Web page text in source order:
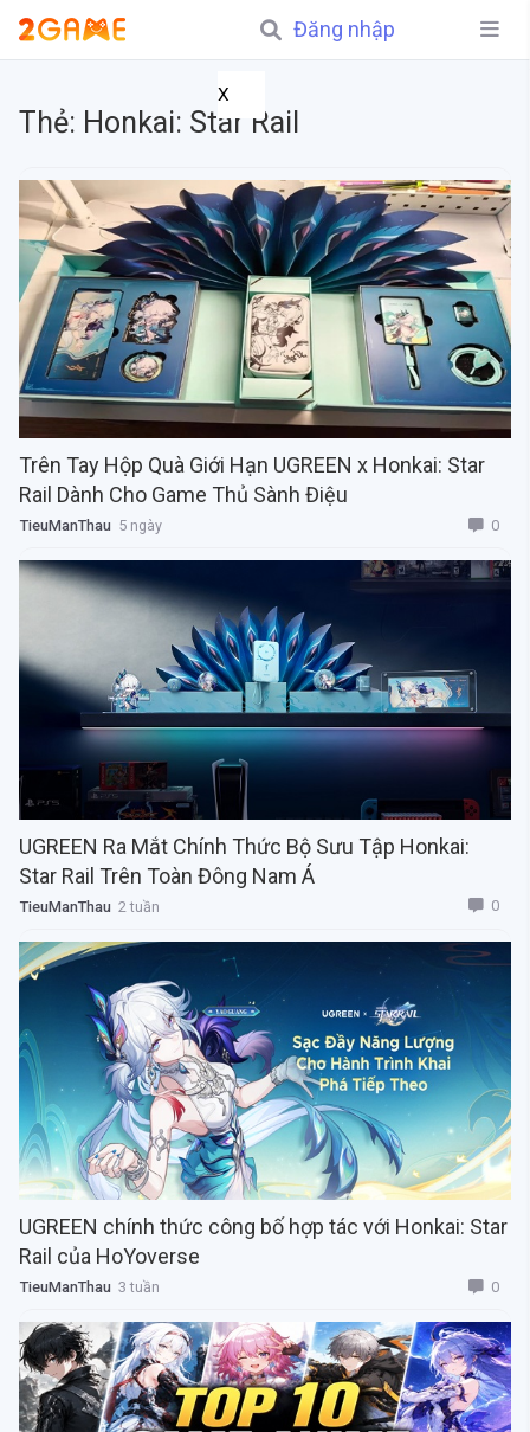
Đăng nhập
X
Thẻ: Honkai: Star Rail
Trên Tay Hộp Quà Giới Hạn UGREEN x Honkai: Star
Rail Dành Cho Game Thủ Sành Điệu
TieuManThau 5 ngày 0
UGREEN Ra Mắt Chính Thức Bộ Sưu Tập Honkai:
Star Rail Trên Toàn Đông Nam Á
TieuManThau 2 tuần 0
UGREEN chính thức công bố hợp tác với Honkai: Star
Rail của HoYoverse
TieuManThau 3 tuần 0